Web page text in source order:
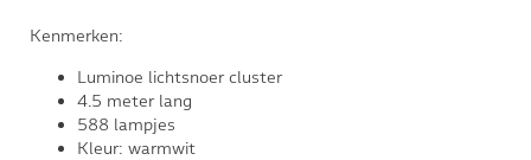
Kenmerken:
Luminoe lichtsnoer cluster
4.5 meter lang
588 lampjes
Kleur: warmwit